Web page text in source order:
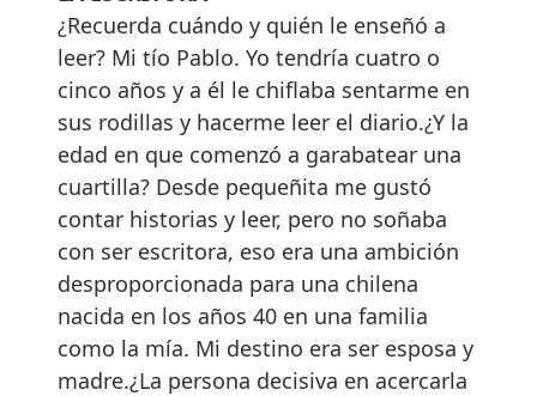
¿Recuerda cuándo y quién le enseñó a
leer? Mi tío Pablo. Yo tendría cuatro o
cinco años y a él le chiflaba sentarme en
sus rodillas y hacerme leer el diario.¿Y la
edad en que comenzó a garabatear una
cuartilla? Desde pequeñita me gustó
contar historias y leer, pero no soñaba
con ser escritora, eso era una ambición
desproporcionada para una chilena
nacida en los años 40 en una familia
como la mía. Mi destino era ser esposa y
madre.¿La persona decisiva en acercarla